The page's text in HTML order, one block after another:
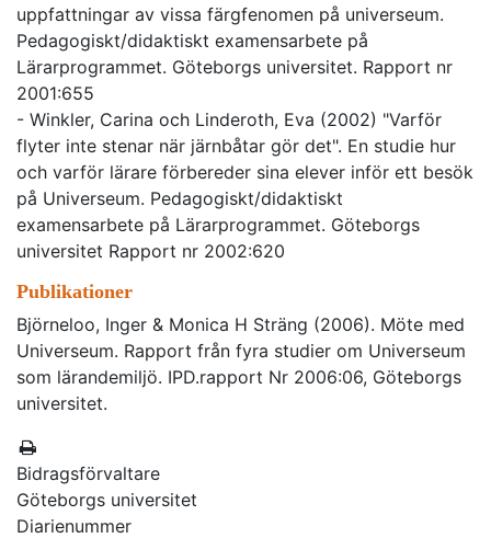
uppfattningar av vissa färgfenomen på universeum.
Pedagogiskt/didaktiskt examensarbete på
Lärarprogrammet. Göteborgs universitet. Rapport nr
2001:655
- Winkler, Carina och Linderoth, Eva (2002) "Varför
flyter inte stenar när järnbåtar gör det". En studie hur
och varför lärare förbereder sina elever inför ett besök
på Universeum. Pedagogiskt/didaktiskt
examensarbete på Lärarprogrammet. Göteborgs
universitet Rapport nr 2002:620
Publikationer
Björneloo, Inger & Monica H Sträng (2006). Möte med
Universeum. Rapport från fyra studier om Universeum
som lärandemiljö. IPD.rapport Nr 2006:06, Göteborgs
universitet.
Bidragsförvaltare
Göteborgs universitet
Diarienummer